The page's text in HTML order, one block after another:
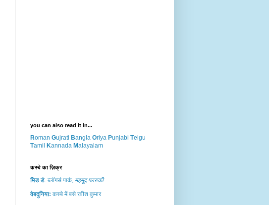
you can also read it in...
Roman Gujrati Bangla Oriya Punjabi Telgu
Tamil Kannada Malayalam
कस्‍बे का ज़ि‍क्र
मिड डे: ब्‍लॉगर्स पार्क, महमूद फारुकी
वेबदुनिया: कस्‍बे में बसे रवीश कुमार